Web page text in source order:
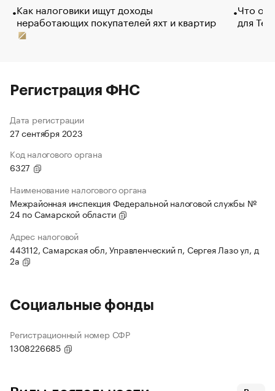
Как налоговики ищут доходы
неработающих покупателей яхт и квартир
Что
для
Регистрация ФНС
Дата регистрации
27 сентября 2023
Код налогового органа
6327
Наименование налогового органа
Межрайонная инспекция Федеральной налоговой службы №
24 по Самарской области
Адрес налоговой
443112, Самарская обл, Управленческий п, Сергея Лазо ул, д
2а
Социальные фонды
Регистрационный номер СФР
1308226685